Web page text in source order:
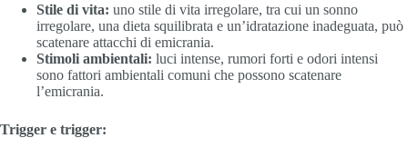
Stile di vita: uno stile di vita irregolare, tra cui un sonno
irregolare, una dieta squilibrata e un’idratazione inadeguata, può
scatenare attacchi di emicrania.
Stimoli ambientali: luci intense, rumori forti e odori intensi
sono fattori ambientali comuni che possono scatenare
l’emicrania.
Trigger e trigger: